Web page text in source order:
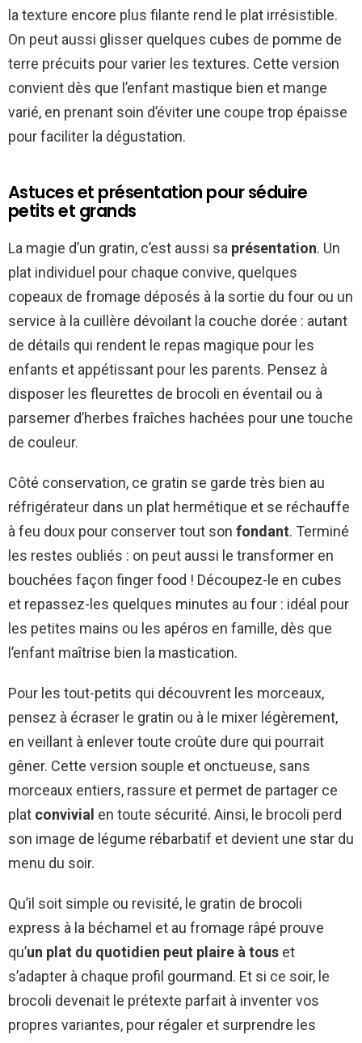
la texture encore plus filante rend le plat irrésistible.
On peut aussi glisser quelques cubes de pomme de
terre précuits pour varier les textures. Cette version
convient dès que l’enfant mastique bien et mange
varié, en prenant soin d’éviter une coupe trop épaisse
pour faciliter la dégustation.
Astuces et présentation pour séduire
petits et grands
La magie d’un gratin, c’est aussi sa présentation. Un
plat individuel pour chaque convive, quelques
copeaux de fromage déposés à la sortie du four ou un
service à la cuillère dévoilant la couche dorée : autant
de détails qui rendent le repas magique pour les
enfants et appétissant pour les parents. Pensez à
disposer les fleurettes de brocoli en éventail ou à
parsemer d’herbes fraîches hachées pour une touche
de couleur.
Côté conservation, ce gratin se garde très bien au
réfrigérateur dans un plat hermétique et se réchauffe
à feu doux pour conserver tout son fondant. Terminé
les restes oubliés : on peut aussi le transformer en
bouchées façon finger food ! Découpez-le en cubes
et repassez-les quelques minutes au four : idéal pour
les petites mains ou les apéros en famille, dès que
l’enfant maîtrise bien la mastication.
Pour les tout-petits qui découvrent les morceaux,
pensez à écraser le gratin ou à le mixer légèrement,
en veillant à enlever toute croûte dure qui pourrait
gêner. Cette version souple et onctueuse, sans
morceaux entiers, rassure et permet de partager ce
plat convivial en toute sécurité. Ainsi, le brocoli perd
son image de légume rébarbatif et devient une star du
menu du soir.
Qu’il soit simple ou revisité, le gratin de brocoli
express à la béchamel et au fromage râpé prouve
qu’un plat du quotidien peut plaire à tous et
s’adapter à chaque profil gourmand. Et si ce soir, le
brocoli devenait le prétexte parfait à inventer vos
propres variantes, pour régaler et surprendre les